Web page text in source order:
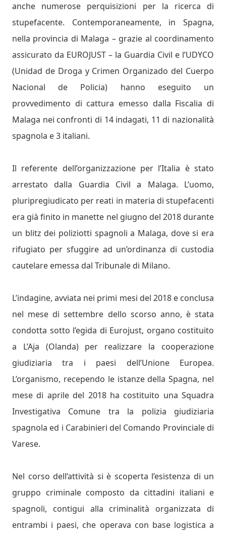
anche numerose perquisizioni per la ricerca di
stupefacente. Contemporaneamente, in Spagna,
nella provincia di Malaga – grazie al coordinamento
assicurato da EUROJUST – la Guardia Civil e l’UDYCO
(Unidad de Droga y Crimen Organizado del Cuerpo
Nacional de Policia) hanno eseguito un
provvedimento di cattura emesso dalla Fiscalia di
Malaga nei confronti di 14 indagati, 11 di nazionalità
spagnola e 3 italiani.
Il referente dell’organizzazione per l’Italia è stato
arrestato dalla Guardia Civil a Malaga. L’uomo,
pluripregiudicato per reati in materia di stupefacenti
era già finito in manette nel giugno del 2018 durante
un blitz dei poliziotti spagnoli a Malaga, dove si era
rifugiato per sfuggire ad un’ordinanza di custodia
cautelare emessa dal Tribunale di Milano.
L’indagine, avviata nei primi mesi del 2018 e conclusa
nel mese di settembre dello scorso anno, è stata
condotta sotto l’egida di Eurojust, organo costituito
a L’Aja (Olanda) per realizzare la cooperazione
giudiziaria tra i paesi dell’Unione Europea.
L’organismo, recependo le istanze della Spagna, nel
mese di aprile del 2018 ha costituito una Squadra
Investigativa Comune tra la polizia giudiziaria
spagnola ed i Carabinieri del Comando Provinciale di
Varese.
Nel corso dell’attività si è scoperta l’esistenza di un
gruppo criminale composto da cittadini italiani e
spagnoli, contigui alla criminalità organizzata di
entrambi i paesi, che operava con base logistica a